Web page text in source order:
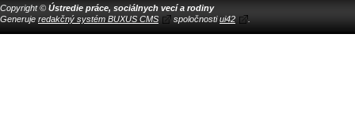
Copyright © Ústredie práce, sociálnych vecí a rodiny
Generuje redakčný systém BUXUS CMS spoločnostiui42